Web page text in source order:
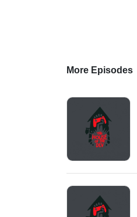
More Episodes